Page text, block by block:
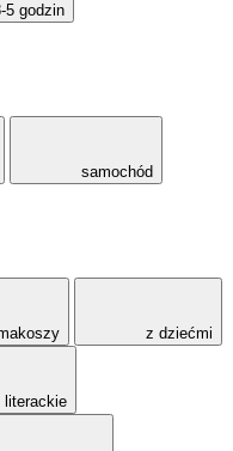
5 godzin
samochód
z dziećmi
literackie